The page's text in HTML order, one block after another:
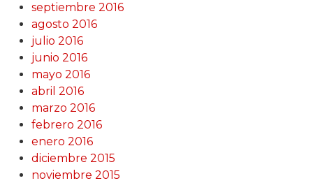
septiembre 2016
agosto 2016
julio 2016
junio 2016
mayo 2016
abril 2016
marzo 2016
febrero 2016
enero 2016
diciembre 2015
noviembre 2015